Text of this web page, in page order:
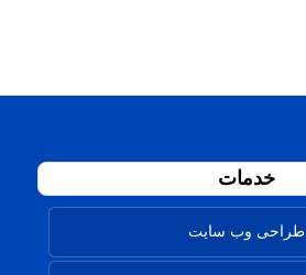
خدمات
طراحی وب سایت